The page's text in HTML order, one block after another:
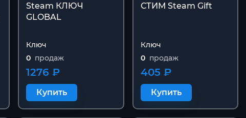
Steam КЛЮЧ
GLOBAL
Ключ
0 продаж
1276 ₽
Купить
СТИМ Steam Gift
Ключ
0 продаж
405 ₽
Купить